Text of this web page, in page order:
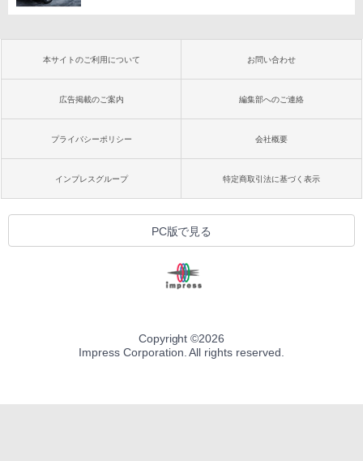
本サイトのご利用について お問い合わせ
広告掲載のご案内 編集部へのご連絡
プライバシーポリシー 会社概要
インプレスグループ 特定商取引法に基づく表示
PC版で見る
Copyright ©2026
Impress Corporation. All rights reserved.